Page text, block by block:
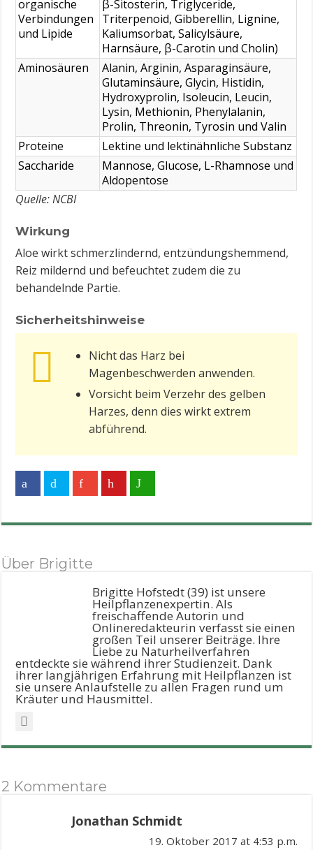
organische
Verbindungen
und Lipide
β-Sitosterin, Triglyceride,
Triterpenoid, Gibberellin, Lignine,
Kaliumsorbat, Salicylsäure,
Harnsäure, β-Carotin und Cholin)
Aminosäuren
Alanin, Arginin, Asparaginsäure,
Glutaminsäure, Glycin, Histidin,
Hydroxyprolin, Isoleucin, Leucin,
Lysin, Methionin, Phenylalanin,
Prolin, Threonin, Tyrosin und Valin
Proteine
Lektine und lektinähnliche Substanz
Saccharide
Mannose, Glucose, L-Rhamnose und
Aldopentose
Quelle: NCBI
Wirkung
Aloe wirkt schmerzlindernd, entzündungshemmend,
Reiz mildernd und befeuchtet zudem die zu
behandelnde Partie.
Sicherheitshinweise
Nicht das Harz bei
Magenbeschwerden anwenden.
Vorsicht beim Verzehr des gelben
Harzes, denn dies wirkt extrem
abführend.
Über Brigitte
Brigitte Hofstedt (39) ist unsere
Heilpflanzenexpertin. Als
freischaffende Autorin und
Onlineredakteurin verfasst sie einen
großen Teil unserer Beiträge. Ihre
Liebe zu Naturheilverfahren
entdeckte sie während ihrer Studienzeit. Dank
ihrer langjährigen Erfahrung mit Heilpflanzen ist
sie unsere Anlaufstelle zu allen Fragen rund um
Kräuter und Hausmittel.
2 Kommentare
Jonathan Schmidt
19. Oktober 2017 at 4:53 p.m.